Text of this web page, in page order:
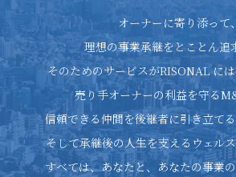
オーナーに寄り添って、
理想の事業承継をとことん追
そのためのサービスがRISONAL には
売り手オーナーの利益を守る
信頼できる仲間を後継者に引き立てる
そして承継後の人生を支えるウェルス
すべては、あなたと、あなたの事業の